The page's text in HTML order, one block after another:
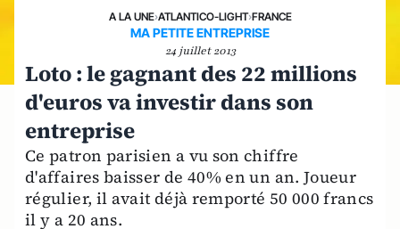
A LA UNE›ATLANTICO-LIGHT›FRANCE
MA PETITE ENTREPRISE
24 juillet 2013
Loto : le gagnant des 22 millions
d'euros va investir dans son
entreprise
Ce patron parisien a vu son chiffre
d'affaires baisser de 40% en un an. Joueur
régulier, il avait déjà remporté 50 000 francs
il y a 20 ans.